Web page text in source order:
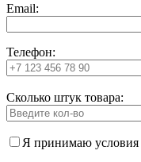
Email:
Телефон:
Сколько штук товара:
Я принимаю условия